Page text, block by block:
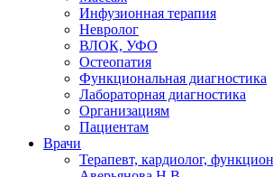
Инфузионная терапия
Невролог
ВЛОК, УФО
Остеопатия
Функциональная диагностика
Лабораторная диагностика
Организациям
Пациентам
Врачи
Терапевт, кардиолог,